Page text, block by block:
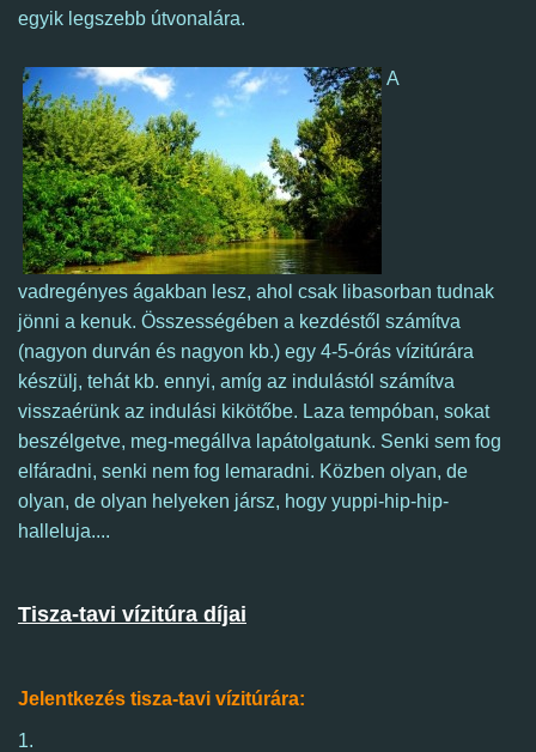
egyik legszebb útvonalára.
A
vadregényes ágakban lesz, ahol csak libasorban tudnak
jönni a kenuk. Összességében a kezdéstől számítva
(nagyon durván és nagyon kb.) egy 4-5-órás vízitúrára
készülj, tehát kb. ennyi, amíg az indulástól számítva
visszaérünk az indulási kikötőbe. Laza tempóban, sokat
beszélgetve, meg-megállva lapátolgatunk. Senki sem fog
elfáradni, senki nem fog lemaradni. Közben olyan, de
olyan, de olyan helyeken jársz, hogy yuppi-hip-hip-
halleluja....
Tisza-tavi vízitúra díjai
Jelentkezés tisza-tavi vízitúrára:
1.